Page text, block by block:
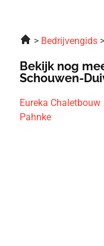
Bedrijvengids
Bekijk nog
Schouwen-
Eureka Chaletbouw
Pahnke